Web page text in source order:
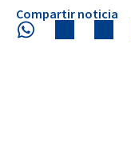
Compartir noticia